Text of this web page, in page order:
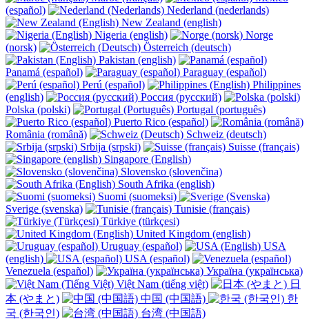
(español)
Nederland (nederlands)
New Zealand (english)
Nigeria (english)
Norge
(norsk)
Österreich (deutsch)
Pakistan (english)
Panamá (español)
Paraguay (español)
Perú (español)
Philippines
(english)
Россия (русский)
Polska (polski)
Portugal (português)
Puerto Rico (español)
România (română)
Schweiz (deutsch)
Srbija (srpski)
Suisse (français)
Singapore (English)
Slovensko (slovenčina)
South Afrika (english)
Suomi (suomeksi)
Sverige (svenska)
Tunisie (français)
Türkiye (türkçesi)
United Kingdom (english)
Uruguay (español)
USA
(english)
USA (español)
Venezuela (español)
Україна (українська)
Việt Nam (tiếng việt)
日
本 (やまと)
中国 (中国語)
한
국 (한국인)
台湾 (中国語)